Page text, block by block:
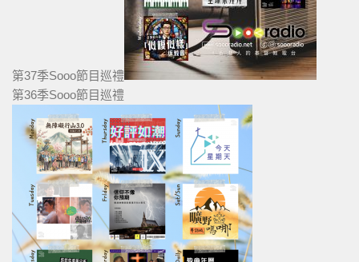
第37季Sooo節目巡禮
第36季Sooo節目巡禮